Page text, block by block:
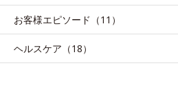
お客様エピソード（11）
ヘルスケア（18）